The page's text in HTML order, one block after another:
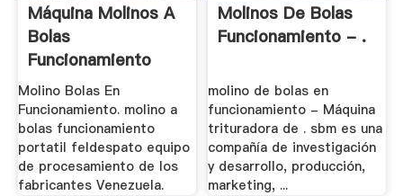
Máquina Molinos A
Bolas
Funcionamiento
Venta
Molino Bolas En
Funcionamiento. molino a
bolas funcionamiento
portatil feldespato equipo
de procesamiento de los
fabricantes Venezuela.
Molinos De Bolas
Funcionamiento - .
molino de bolas en
funcionamiento - Máquina
trituradora de . sbm es una
compañía de investigación
y desarrollo, producción,
marketing, ...